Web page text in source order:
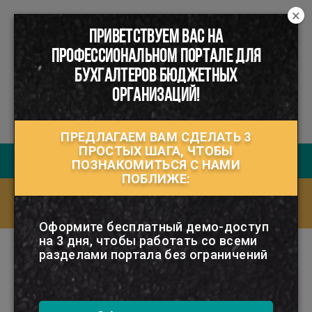
☰
Руководство пользователя
Ответы на часто задаваемые вопросы
РУБРИКАТОР
ПРОЦЕДУРА ЗАКУПКИ ИЗ
×
ПРИВЕТСТВУЕМ ВАС НА
ПРОФЕССИОНАЛЬНОМ ПОРТАЛЕ ДЛЯ
БУХГАЛТЕРОВ БЮДЖЕТНЫХ
ОРГАНИЗАЦИЙ!
ПРЕДЛАГАЕМ ВАМ СДЕЛАТЬ 3
ПРОСТЫХ ШАГА, ЧТОБЫ
ПОЗНАКОМИТЬСЯ С НАМИ
ПОБЛИЖЕ:
Оформите бесплатный демо-доступ
на 3 дня, чтобы работать со всеми
разделами портала без ограничений